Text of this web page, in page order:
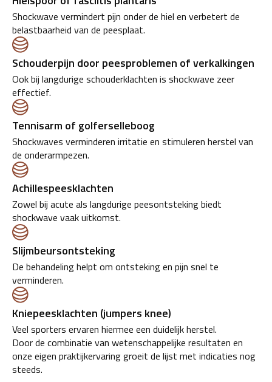
Shockwave vermindert pijn onder de hiel en verbetert de
belastbaarheid van de peesplaat.
Schouderpijn door peesproblemen of verkalkingen
Ook bij langdurige schouderklachten is shockwave zeer
effectief.
Tennisarm of golferselleboog
Shockwaves verminderen irritatie en stimuleren herstel van
de onderarmpezen.
Achillespeesklachten
Zowel bij acute als langdurige peesontsteking biedt
shockwave vaak uitkomst.
Slijmbeursontsteking
De behandeling helpt om ontsteking en pijn snel te
verminderen.
Kniepeesklachten (jumpers knee)
Veel sporters ervaren hiermee een duidelijk herstel.
Door de combinatie van wetenschappelijke resultaten en
onze eigen praktijkervaring groeit de lijst met indicaties nog
steeds.